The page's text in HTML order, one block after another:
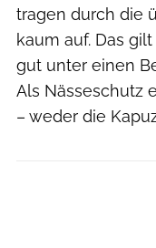
tragen durch die
kaum auf. Das
gut unter einen
Als Nässeschutz
– weder die